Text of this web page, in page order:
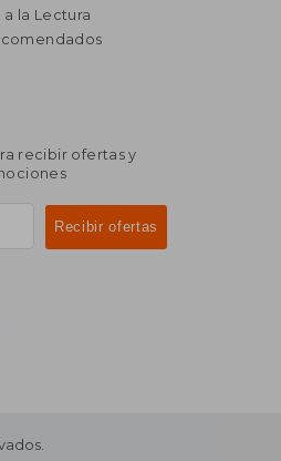
la Lectura
recibir ofertas y